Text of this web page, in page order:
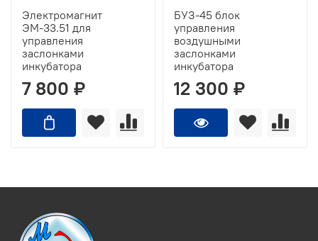
Электромагнит
ЭМ-33.51 для
управления
заслонками
инкубатора
7 800 ₽
БУЗ-45 блок
управления
воздушными
заслонками
инкубатора
12 300 ₽